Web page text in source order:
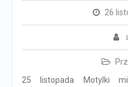
26
25 listopada Motylki